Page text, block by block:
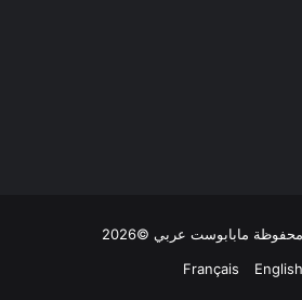
مابابوست عربي ©2026
English
Français